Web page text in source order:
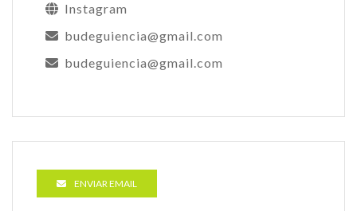
Instagram
budeguiencia@gmail.com
budeguiencia@gmail.com
ENVIAR EMAIL